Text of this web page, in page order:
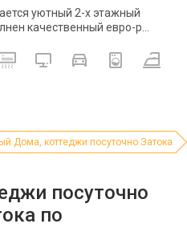
уютный 2-х этажный
качественный евро-р...
Дома, коттеджи посуточно Затока
посуточно
по